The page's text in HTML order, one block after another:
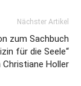
Nächster Artikel
zum Sachbuch
für die Seele“
Christiane Holler